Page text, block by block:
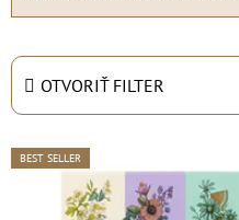
d
e
i
e
p
OTVORIŤ FILTER
V
ý
BEST SELLER